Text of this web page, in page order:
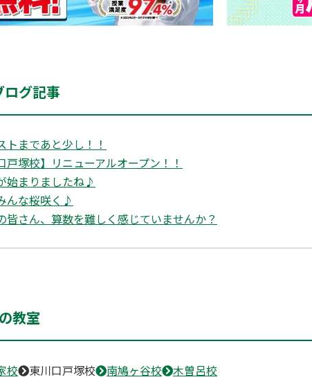
ログ記事
トまであと少し！！
戸塚校】リニューアルオープン！！
始まりましたね♪
んな桜咲く♪
皆さん、算数を難しく感じていませんか？
教室
校 東川口戸塚校 南鳩ヶ谷校 木曽呂校